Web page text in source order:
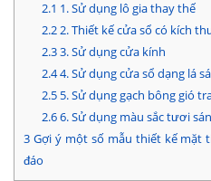
2.1 1. Sử dụng lô gia thay thế
2.22. Thiết kế cửa sổ có kích
2.33. Sử dụng cửa kính
2.44. Sử dụng cửa sổ dạng lá
2.55. Sử dụng gạch bông gió
2.66. Sử dụng màu sắc tươi
3 Gợi ý một số mẫu thiết kế mặt
đáo